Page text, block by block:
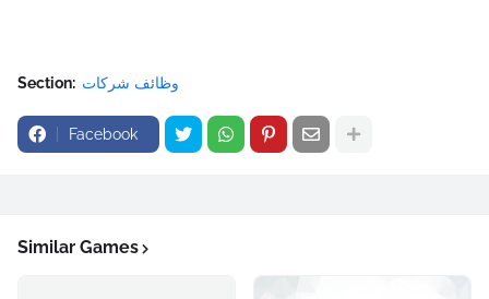
Section: وظائف شركات
Facebook
Similar Games